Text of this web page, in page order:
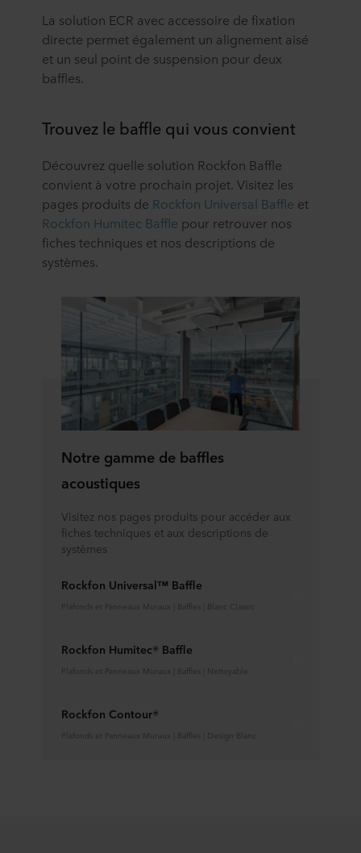
La solution ECR avec accessoire de fixation
directe permet également un alignement aisé
et un seul point de suspension pour deux
baffles.
Trouvez le baffle qui vous convient
Découvrez quelle solution Rockfon Baffle
convient à votre prochain projet. Visitez les
pages produits de Rockfon Universal Baffle et
Rockfon Humitec Baffle pour retrouver nos
fiches techniques et nos descriptions de
systèmes.
Notre gamme de baffles
acoustiques
Visitez nos pages produits pour accéder aux
fiches techniques et aux descriptions de
systèmes
Rockfon Universal™ Baffle
Plafonds et Panneaux Muraux | Baffles | Blanc Classic
Rockfon Humitec® Baffle
Plafonds et Panneaux Muraux | Baffles | Nettoyable
Rockfon Contour®
Plafonds et Panneaux Muraux | Baffles | Design Blanc